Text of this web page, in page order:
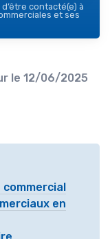
contacté(e) à
et ses
le 12/06/2025
commercial
en